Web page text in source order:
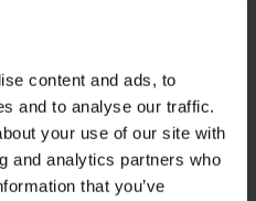
content and ads, to
and to analyse our traffic.
your use of our site with
and analytics partners who
that you’ve